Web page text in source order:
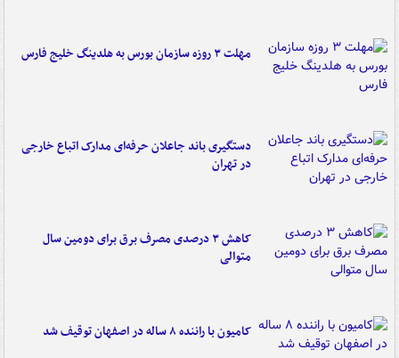
مهلت ۳ روزه سازمان بورس به هلدینگ خلیج فارس
دستگیری باند جاعلان حرفه‌ای مدارک اتباع خارجی
در تهران
کاهش ۳ درصدی مصرف برق برای دومین سال
متوالی
کامیون با راننده ۸ ساله در اصفهان توقیف شد